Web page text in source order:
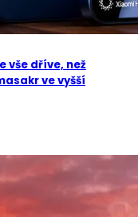
vše dříve, než
ve vyšší